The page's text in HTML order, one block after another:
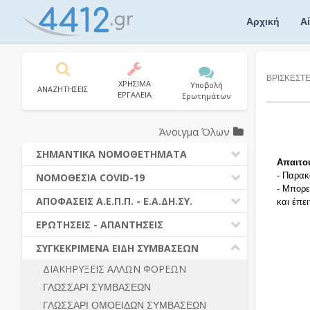
Αρχική
-
-
και
ΑΝΑΖΗΤΗΣΕΙΣ
ΧΡΗΣΙΜΑ
ΕΡΓΑΛΕΙΑ
Υποβολή
Ερωτημάτων
Άνοιγμα Όλων
ΣΗΜΑΝΤΙΚΑ ΝΟΜΟΘΕΤΗΜΑΤΑ
ΔΗΜΟΣΙΕΣ ΣΥΜΒΑΣΕΙΣ (Ν. 4412/2016)
ΔΗΜΟΤΙΚΟΣ ΚΩΔΙΚΑΣ (Ν.3463/2006)
ΚΑΛΛΙΚΡΑΤΗΣ (Ν.3852/2010)
ΝΟΜΟΘΕΣΙΑ - ΝΟΜΟΛΟΓΙΑ (ΣΥΝΟΛΟ)
ΝΟΜΟΘΕΣΙΑ COVID-19
ΝΟΜΟΘΕΣΙΑ - ΝΟΜΟΛΟΓΙΑ COVID -19
ΕΡΩΤΗΣΕΙΣ - ΑΠΑΝΤΗΣΕΙΣ
ΑΠΟΦΑΣΕΙΣ Α.Ε.Π.Π. - Ε.Α.ΔΗ.ΣΥ.
ΠΡΟΔΙΚΑΣΤΙΚΗ ΠΡΟΣΦΥΓΗ
ΓΕΝΙΚΟΙ ΚΑΝΟΝΕΣ
ΔΙΚΑΙΟΥΜΕΝΟΙ ΣΥΜΜΕΤΟΧΗΣ
ΠΡΟΣΦΟΡΕΣ – ΔΙΚΑΙΟΛΟΓΗΤΙΚΑ
ΣΥΜΜΕΤΟΧΗΣ
ΕΡΩΤΗΣΕΙΣ - ΑΠΑΝΤΗΣΕΙΣ
Ν. 4782/2021 - ΤΡΟΠΟΠΟΙΗΣΗ
4412/2016
ΔΙΕΞΑΓΩΓΗ ΔΙΑΔΙΚΑΣΙΑΣ
ΔΙΑΔΙΚΑΣΙΕΣ ΑΝΑΘΕΣΗΣ
ΣΥΓΚΕΚΡΙΜΕΝΑ ΕΙΔΗ ΣΥΜΒΑΣΕΩΝ
ΔΙΑΚΗΡΥΞΕΙΣ ΑΛΛΩΝ ΦΟΡΕΩΝ
ΓΛΩΣΣΑΡΙ ΣΥΜΒΑΣΕΩΝ
ΓΛΩΣΣΑΡΙ ΟΜΟΕΙΔΩΝ ΣΥΜΒΑΣΕΩΝ